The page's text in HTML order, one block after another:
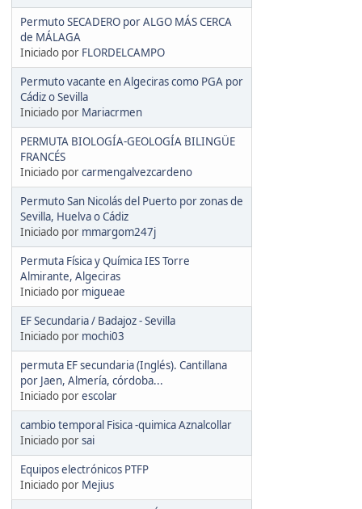
Permuto SECADERO por ALGO MÁS CERCA
de MÁLAGA
Iniciado por FLORDELCAMPO
Permuto vacante en Algeciras como PGA por
Cádiz o Sevilla
Iniciado por Mariacrmen
PERMUTA BIOLOGÍA-GEOLOGÍA BILINGÜE
FRANCÉS
Iniciado porcarmengalvezcardeno
Permuto San Nicolás del Puerto por zonas de
Sevilla, Huelva o Cádiz
Iniciado por mmargom247j
Permuta Física y Química IES Torre
Almirante, Algeciras
Iniciado por migueae
EF Secundaria / Badajoz - Sevilla
Iniciado por mochi03
permuta EF secundaria (Inglés). Cantillana
por Jaen, Almería, córdoba...
Iniciado porescolar
cambio temporal Fisica -quimica Aznalcollar
Iniciado porsai
Equipos electrónicos PTFP
Iniciado por Mejius